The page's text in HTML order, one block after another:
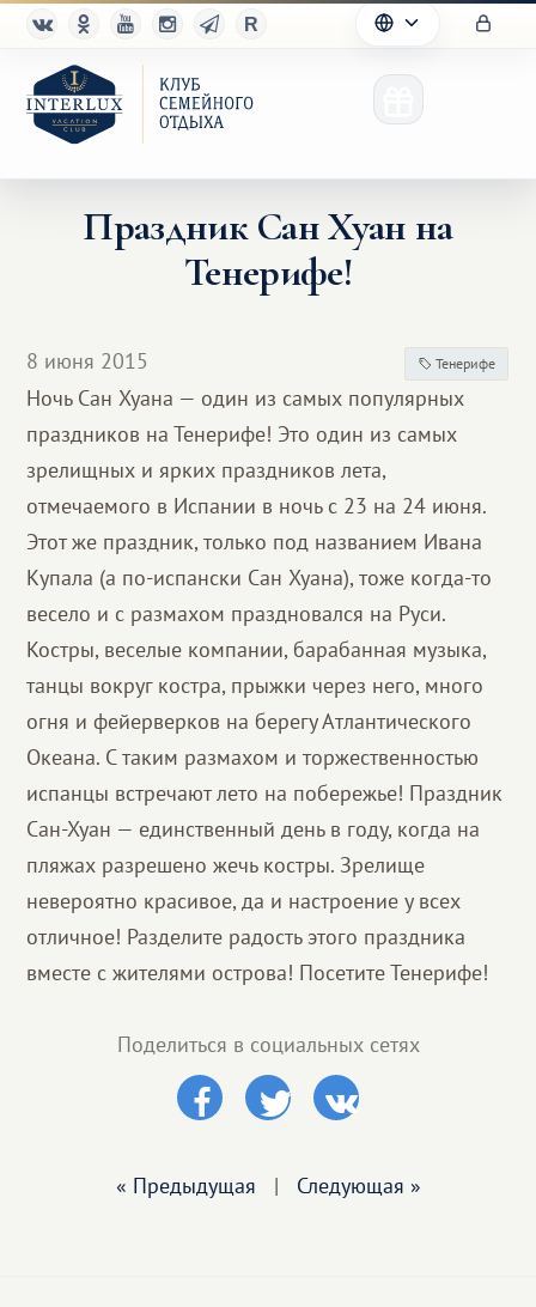
Партнерам
Благотворительность
Праздник Сан Хуан на
Тенерифе!
8 июня 2015 Тенерифе
Ночь Сан Хуана — один из самых популярных
праздников на Тенерифе! Это один из самых
зрелищных и ярких праздников лета,
отмечаемого в Испании в ночь с 23 на 24 июня.
Этот же праздник, только под названием Ивана
Купала (а по-испански Сан Хуана), тоже когда-то
весело и с размахом праздновался на Руси.
Костры, веселые компании, барабанная музыка,
танцы вокруг костра, прыжки через него, много
огня и фейерверков на берегу Атлантического
Океана. С таким размахом и торжественностью
испанцы встречают лето на побережье! Праздник
Сан-Хуан — единственный день в году, когда на
пляжах разрешено жечь костры. Зрелище
невероятно красивое, да и настроение у всех
отличное! Разделите радость этого праздника
вместе с жителями острова! Посетите Тенерифе!
Поделиться в социальных сетях
« Предыдущая | Следующая »